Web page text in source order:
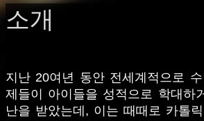
소개
지난 20여년 동안 전세계적으로
제들이 아이들을 성적으로 학대하
난을 받았는데, 이는 때때로 카톨